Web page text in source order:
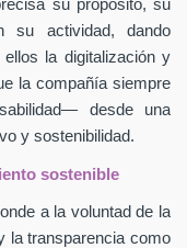
su propósito, su
su actividad, dando
la digitalización y
la compañía siempre
desde una
y sostenibilidad.
sostenible
a la voluntad de la
la transparencia como